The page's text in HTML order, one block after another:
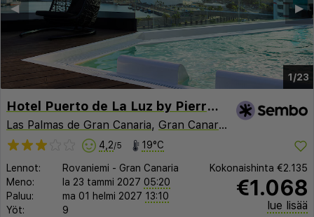
1/23
▶︎
◀︎
Hotel Puerto de La Luz by Pierre and Vacances
Las Palmas de Gran Canaria, Gran Canaria
4,2/5 19°C
Lennot: Rovaniemi - Gran Canaria
Meno:
la 23 tammi 2027 05:20
Paluu:
ma 01 helmi 2027 13:10
Yöt:
9
Kokonaishinta €2.135
€1.068
lue lisää